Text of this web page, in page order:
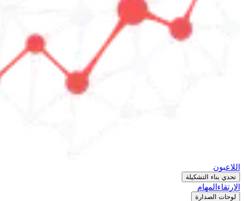
اللاعبون
تحدي بناء التشكيلة
الارتقاء المهام
لوحات الصدارة